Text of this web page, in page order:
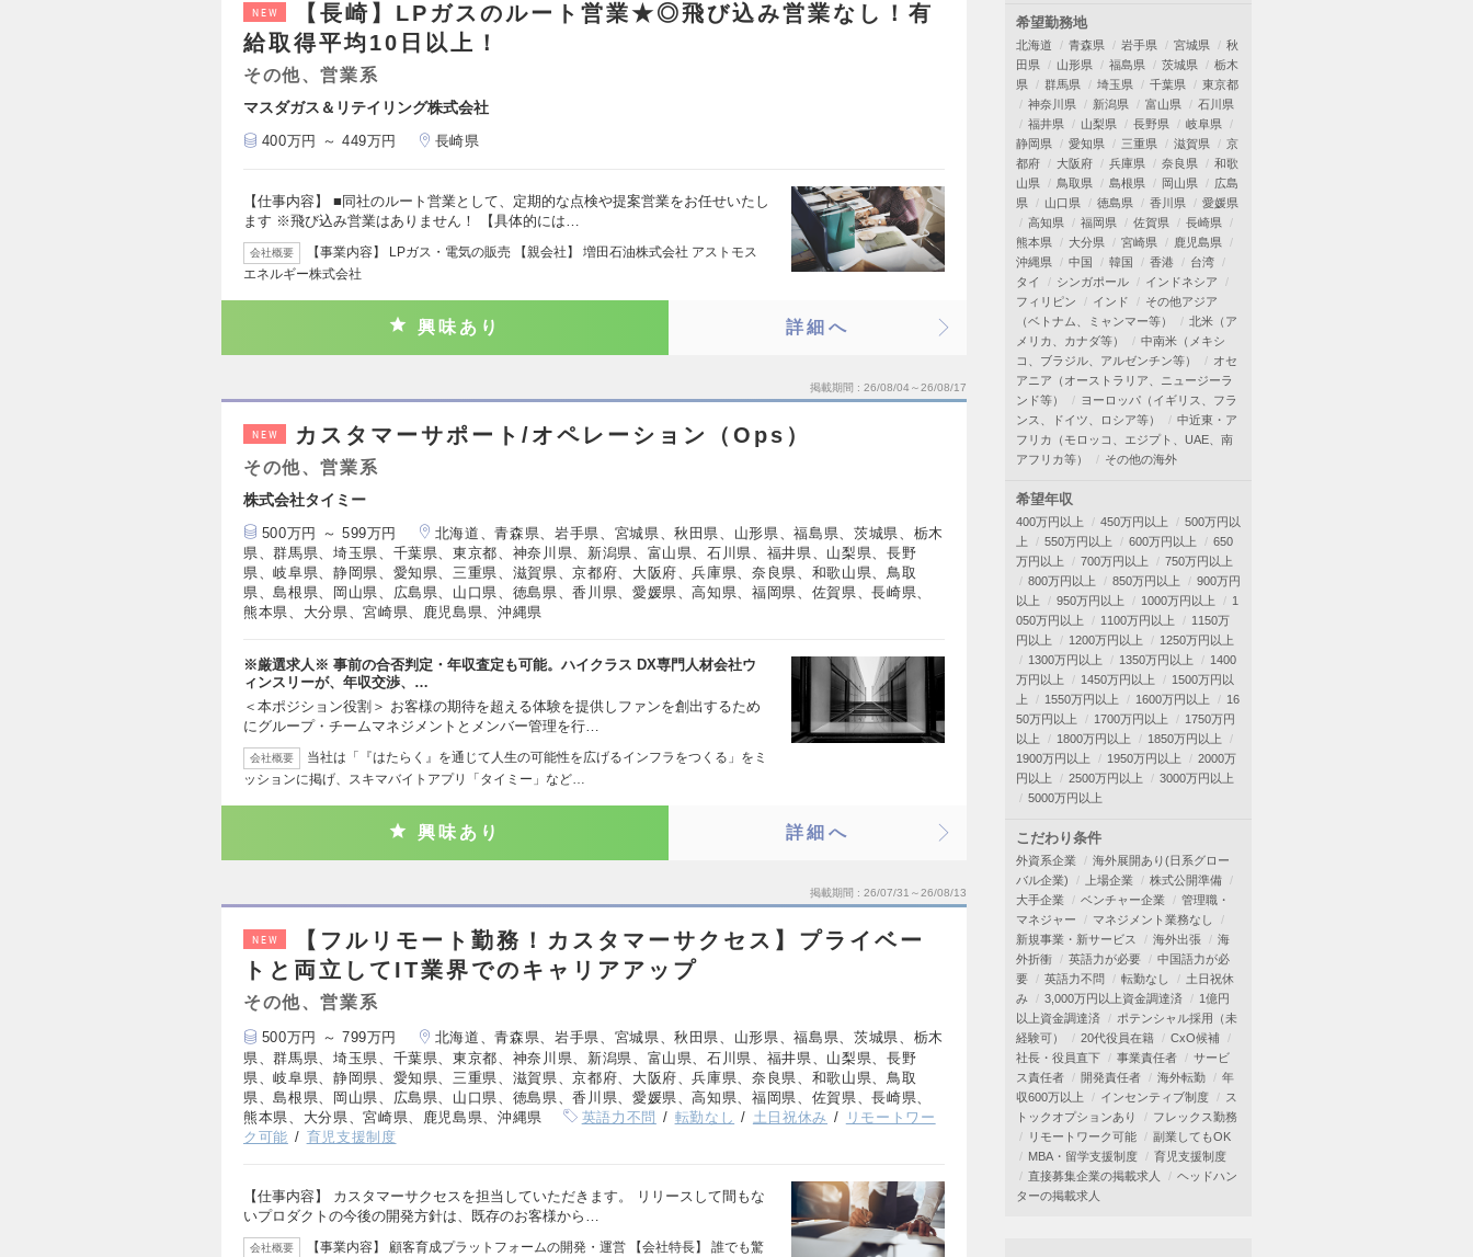
NEW
【長崎】LPガスのルート営業★◎飛び込み営業なし！有
給取得平均10日以上！
その他、営業系
マスダガス＆リテイリング株式会社
400万円 ～ 449万円 長崎県
【仕事内容】 ■同社のルート営業として、定期的な点検や提案営業をお任せいたし
ます ※飛び込み営業はありません！ 【具体的には…
会社概要
【事業内容】 LPガス・電気の販売 【親会社】 増田石油株式会社 アストモス
エネルギー株式会社
興味あり 詳細へ
掲載期間 26/08/04～26/08/17
NEW カスタマーサポート/オペレーション（Ops）
その他、営業系
株式会社タイミー
500万円 ～ 599万円
北海道、青森県、岩手県、宮城県、秋田県、山形県、福島県、茨城県、栃木
県、群馬県、埼玉県、千葉県、東京都、神奈川県、新潟県、富山県、石川県、福井県、山梨県、長野
県、岐阜県、静岡県、愛知県、三重県、滋賀県、京都府、大阪府、兵庫県、奈良県、和歌山県、鳥取
県、島根県、岡山県、広島県、山口県、徳島県、香川県、愛媛県、高知県、福岡県、佐賀県、長崎県、
熊本県、大分県、宮崎県、鹿児島県、沖縄県
※厳選求人※ 事前の合否判定・年収査定も可能。ハイクラス DX専門人材会社ウ
ィンスリーが、年収交渉、…
＜本ポジション役割＞ お客様の期待を超える体験を提供しファンを創出するため
にグループ・チームマネジメントとメンバー管理を行…
会社概要
当社は「『はたらく』を通じて人生の可能性を広げるインフラをつくる」をミ
ッションに掲げ、スキマバイトアプリ「タイミー」など…
興味あり 詳細へ
掲載期間 26/07/31～26/08/13
NEW
【フルリモート勤務！カスタマーサクセス】プライベー
トと両立してIT業界でのキャリアアップ
その他、営業系
500万円 ～ 799万円
北海道、青森県、岩手県、宮城県、秋田県、山形県、福島県、茨城県、栃木
県、群馬県、埼玉県、千葉県、東京都、神奈川県、新潟県、富山県、石川県、福井県、山梨県、長野
県、岐阜県、静岡県、愛知県、三重県、滋賀県、京都府、大阪府、兵庫県、奈良県、和歌山県、鳥取
県、島根県、岡山県、広島県、山口県、徳島県、香川県、愛媛県、高知県、福岡県、佐賀県、長崎県、
熊本県、大分県、宮崎県、鹿児島県、沖縄県
英語力不問 転勤なし 土日祝休み
リモートワー
ク可能
育児支援制度
【仕事内容】 カスタマーサクセスを担当していただきます。 リリースして間もな
いプロダクトの今後の開発方針は、既存のお客様から…
会社概要
【事業内容】 顧客育成プラットフォームの開発・運営 【会社特長】 誰でも驚
希望勤務地
北海道 青森県 岩手県 宮城県
秋
田県
山形県 福島県 茨城県
栃木
県
群馬県 埼玉県 千葉県
東京都
神奈川県
新潟県 富山県
石川県
福井県
山梨県 長野県
岐阜県
静岡県
愛知県 三重県 滋賀県
京
都府
大阪府 兵庫県 奈良県
和歌
山県
鳥取県 島根県 岡山県
広島
県
山口県 徳島県 香川県
愛媛県
高知県
福岡県 佐賀県
長崎県
熊本県
大分県 宮崎県
鹿児島県
沖縄県
中国 韓国 香港
台湾
タイ
シンガポール
インドネシア
フィリピン
インド
その他アジア
（ベトナム、ミャンマー等）
北米（ア
メリカ、カナダ等）
中南米（メキシ
コ、ブラジル、アルゼンチン等）
オセ
アニア（オーストラリア、ニュージーラ
ンド等）
ヨーロッパ（イギリス、フラ
ンス、ドイツ、ロシア等）
中近東・ア
フリカ（モロッコ、エジプト、UAE、南
アフリカ等）
その他の海外
希望年収
400万円以上 450万円以上
500万円以
上
550万円以上 600万円以上
650
万円以上
700万円以上
750万円以上
800万円以上
850万円以上
900万円
以上
950万円以上 1000万円以上
1
050万円以上
1100万円以上
1150万
円以上
1200万円以上
1250万円以上
1300万円以上
1350万円以上
1400
万円以上
1450万円以上
1500万円以
上
1550万円以上 1600万円以上
16
50万円以上
1700万円以上
1750万円
以上
1800万円以上
1850万円以上
1900万円以上
1950万円以上
2000万
円以上
2500万円以上
3000万円以上
5000万円以上
こだわり条件
外資系企業
海外展開あり(日系グロー
バル企業)
上場企業
株式公開準備
大手企業
ベンチャー企業
管理職・
マネジャー
マネジメント業務なし
新規事業・新サービス
海外出張
海
外折衝
英語力が必要
中国語力が必
要
英語力不問 転勤なし
土日祝休
み
3,000万円以上資金調達済
1億円
以上資金調達済
ポテンシャル採用（未
経験可）
20代役員在籍
CxO候補
社長・役員直下
事業責任者
サービ
ス責任者
開発責任者 海外転勤
年
収600万以上
インセンティブ制度
ス
トックオプションあり
フレックス勤務
リモートワーク可能
副業してもOK
MBA・留学支援制度
育児支援制度
直接募集企業の掲載求人
ヘッドハン
ターの掲載求人